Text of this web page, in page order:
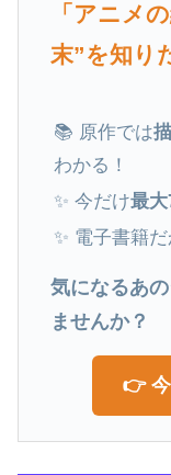
「アニメ
末”を知り
📚 原作では
わかる！
✨ 今だけ最
✨ 電子書籍
気になるあ
ませんか？
👉